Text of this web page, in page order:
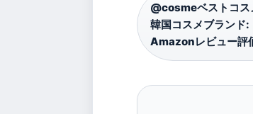
@cosmeベストコ
韓国コスメブランド:
Amazonレビュー評